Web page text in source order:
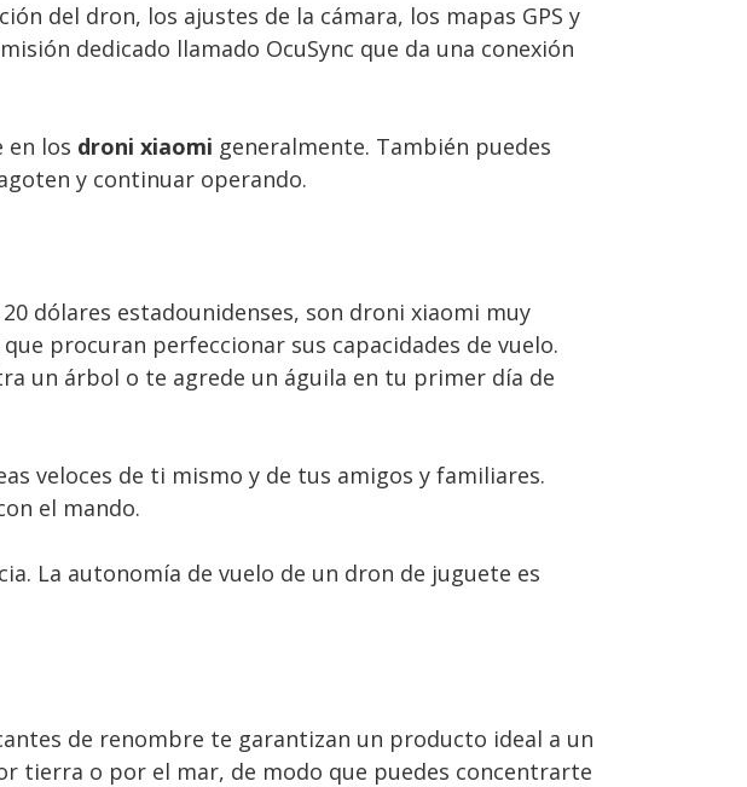
del dron, los ajustes de la cámara, los mapas GPS y
dedicado llamado OcuSync que da una conexión
en los droni xiaomi generalmente. También puedes
y continuar operando.
dólares estadounidenses, son droni xiaomi muy
procuran perfeccionar sus capacidades de vuelo.
un árbol o te agrede un águila en tu primer día de
veloces de ti mismo y de tus amigos y familiares.
el mando.
La autonomía de vuelo de un dron de juguete es
de renombre te garantizan un producto ideal a un
tierra o por el mar, de modo que puedes concentrarte